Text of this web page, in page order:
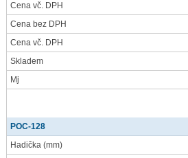
Cena vč. DPH
Cena bez DPH
Cena vč. DPH
Skladem
Mj
POC-128
Hadička (mm)